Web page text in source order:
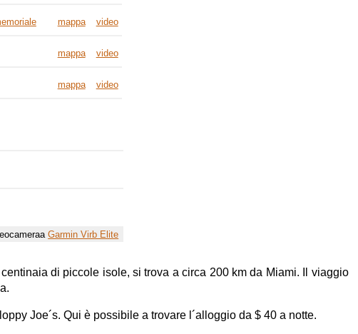
mappa video
mappa video
mappa video
Garmin Virb Elite
di piccole isole, si trova a circa 200 km da Miami. Il viaggio
Joe´s. Qui è possibile a trovare l´alloggio da $ 40 a notte.